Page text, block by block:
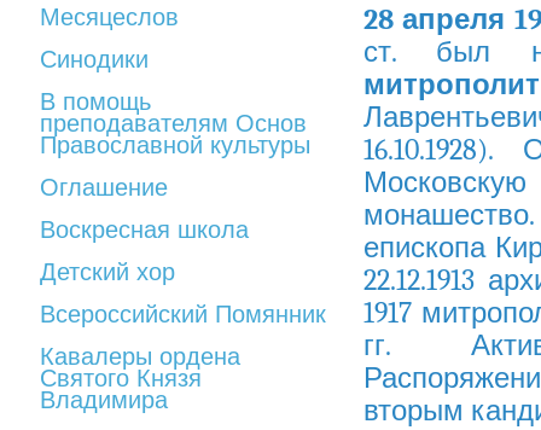
Месяцеслов
Синодики
В помощь
преподавателям Основ
Православной культуры
Оглашение
Воскресная школа
Детский хор
Всероссийский Помянник
Кавалеры ордена
Святого Князя
Владимира
28 апреля
ст. был
епископа
22.12.1913
1917
гг.
вторым